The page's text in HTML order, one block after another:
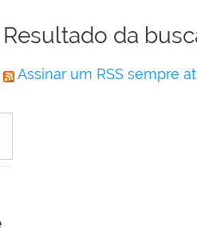
Resultado da
Assinar um RSS sempre